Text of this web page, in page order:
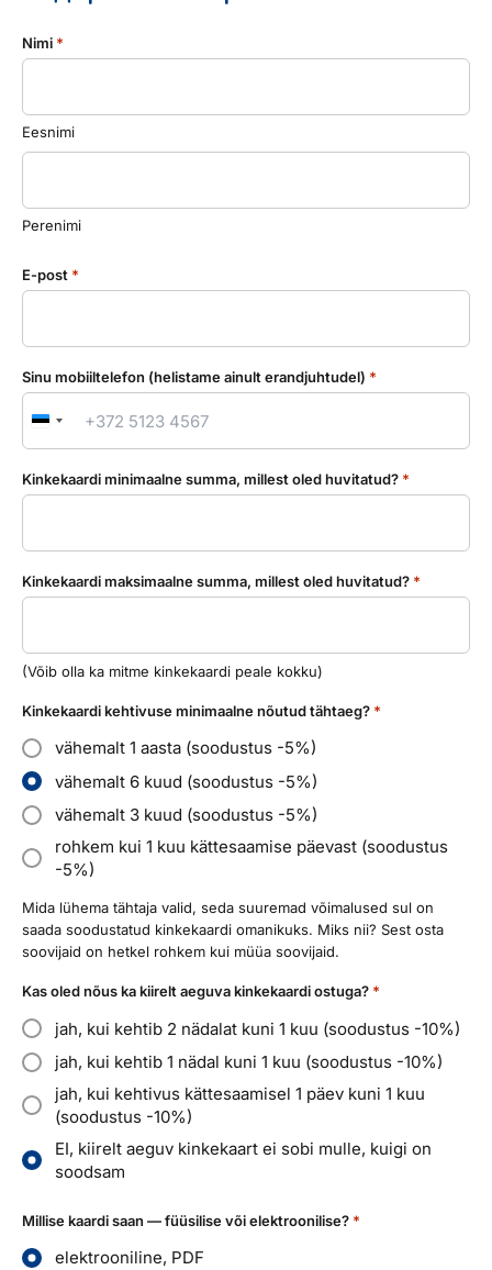
Nimi *
Eesnimi
Perenimi
E-post *
Sinu mobiiltelefon (helistame ainult erandjuhtudel) *
Estonia
+372
Kinkekaardi minimaalne summa, millest oled huvitatud? *
Kinkekaardi maksimaalne summa, millest oled huvitatud? *
(Võib olla ka mitme kinkekaardi peale kokku)
Kinkekaardi kehtivuse minimaalne nõutud tähtaeg? *
vähemalt 1 aasta (soodustus -5%)
vähemalt 6 kuud (soodustus -5%)
vähemalt 3 kuud (soodustus -5%)
rohkem kui 1 kuu kättesaamise päevast (soodustus
-5%)
Mida lühema tähtaja valid, seda suuremad võimalused sul on
saada soodustatud kinkekaardi omanikuks. Miks nii? Sest osta
soovijaid on hetkel rohkem kui müüa soovijaid.
Kas oled nõus ka kiirelt aeguva kinkekaardi ostuga? *
jah, kui kehtib 2 nädalat kuni 1 kuu (soodustus -10%)
jah, kui kehtib 1 nädal kuni 1 kuu (soodustus -10%)
jah, kui kehtivus kättesaamisel 1 päev kuni 1 kuu
(soodustus -10%)
EI, kiirelt aeguv kinkekaart ei sobi mulle, kuigi on
soodsam
Millise kaardi saan — füüsilise või elektroonilise? *
elektrooniline, PDF